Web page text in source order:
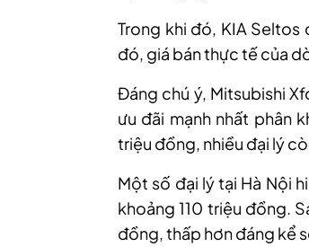
Trong khi đó, KIA
đó, giá bán thực tế của
Đáng chú ý, Mitsubishi
ưu đãi mạnh nhất phân
triệu đồng, nhiều đại lý
Một số đại lý tại Hà Nội
khoảng 110 triệu đồng.
đồng, thấp hơn đáng kể